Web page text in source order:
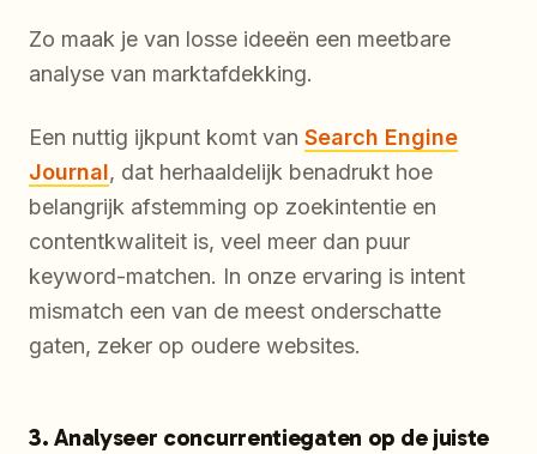
Zo maak je van losse ideeën een meetbare
analyse van marktafdekking.
Een nuttig ijkpunt komt van Search Engine
Journal, dat herhaaldelijk benadrukt hoe
belangrijk afstemming op zoekintentie en
contentkwaliteit is, veel meer dan puur
keyword-matchen. In onze ervaring is intent
mismatch een van de meest onderschatte
gaten, zeker op oudere websites.
3. Analyseer concurrentiegaten op de juiste